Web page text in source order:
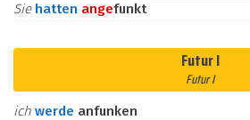
Sie hatten angefunkt
Futur I
Futur I
ich werde anfunken